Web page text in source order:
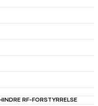
RF-FORSTYRRELSE